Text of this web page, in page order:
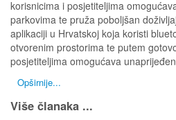
korisnicima i posjetiteljima
parkovima te pruža poboljšan
aplikaciji u Hrvatskoj koja koristi
otvorenim prostorima te putem
posjetiteljima omogućava
Opširnije...
Više članaka ...